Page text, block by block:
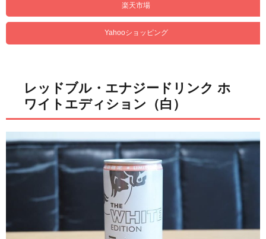
楽天市場
Yahooショッピング
レッドブル・エナジードリンク ホ
ワイトエディション（白）